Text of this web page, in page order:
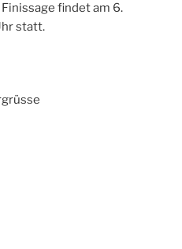
findet am 6.
statt.